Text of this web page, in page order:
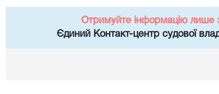
Отримуйте інформацію лише
Єдиний Контакт-центр судової